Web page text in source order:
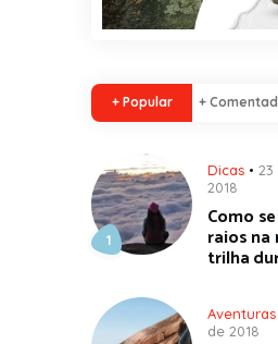
+ Popular +
Dicas
2018
Como
raios na
trilha
Aventuras
de 2018